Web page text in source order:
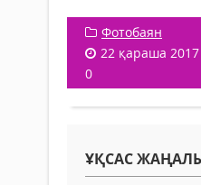
Фотобаян
22 қараша
0
ҰҚСАС